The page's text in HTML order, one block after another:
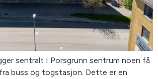
sentralt I Porsgrunn sentrum noen få
buss og togstasjon. Dette er en